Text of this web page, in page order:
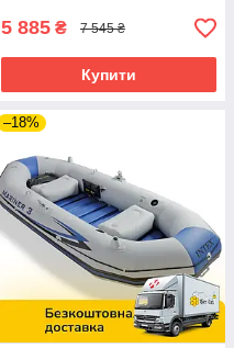
5 885 ₴ 7 545 ₴
Купити
–18%